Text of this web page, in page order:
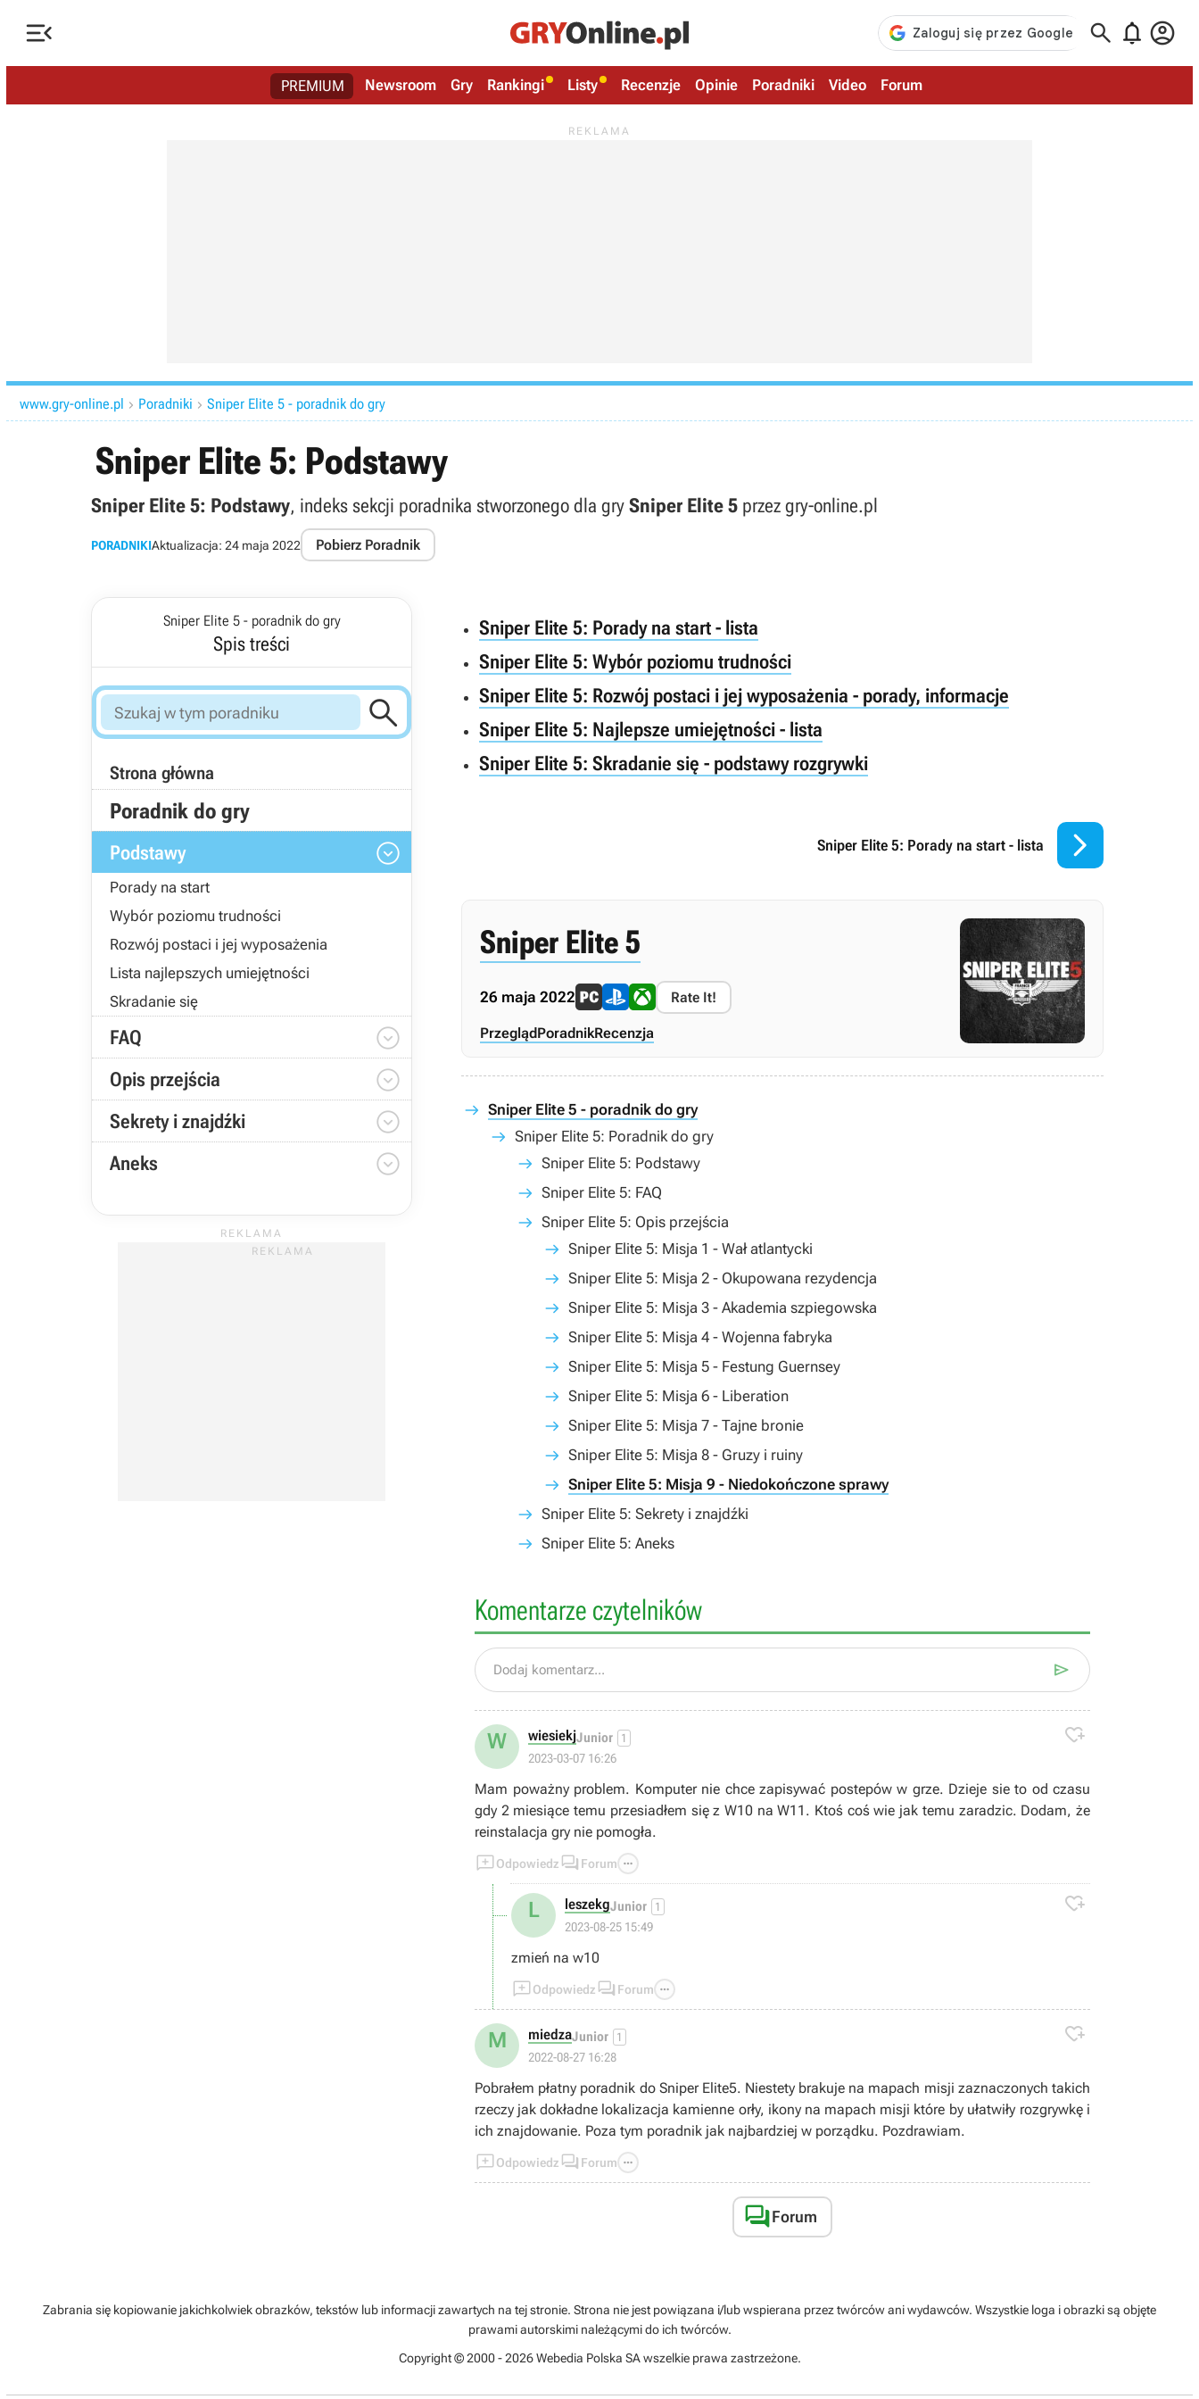
   
PREMIUM Newsroom Gry Rankingi Listy Recenzje Opinie Poradniki Video Forum
www.gry-online.pl  Poradniki  Sniper Elite 5 - poradnik do gry
Sniper Elite 5: Podstawy
Sniper Elite 5: Podstawy, indeks sekcji poradnika stworzonego dla gry Sniper Elite 5 przez gry-online.pl
PORADNIKIAktualizacja: 24 maja 2022 Pobierz Poradnik
Sniper Elite 5 - poradnik do gry
Spis treści

Strona główna
Poradnik do gry
Podstawy 
Porady na start
Wybór poziomu trudności
Rozwój postaci i jej wyposażenia
Lista najlepszych umiejętności
Skradanie się
FAQ 
Opis przejścia 
Sekrety i znajdźki 
Aneks 
Sniper Elite 5: Porady na start - lista
Sniper Elite 5: Wybór poziomu trudności
Sniper Elite 5: Rozwój postaci i jej wyposażenia - porady, informacje
Sniper Elite 5: Najlepsze umiejętności - lista
Sniper Elite 5: Skradanie się - podstawy rozgrywki
Sniper Elite 5: Porady na start - lista 
Sniper Elite 5
26 maja 2022 Rate It!
PrzeglądPoradnikRecenzja
Sniper Elite 5 - poradnik do gry
Sniper Elite 5: Poradnik do gry
Sniper Elite 5: Podstawy
Sniper Elite 5: FAQ
Sniper Elite 5: Opis przejścia
Sniper Elite 5: Misja 1 - Wał atlantycki
Sniper Elite 5: Misja 2 - Okupowana rezydencja
Sniper Elite 5: Misja 3 - Akademia szpiegowska
Sniper Elite 5: Misja 4 - Wojenna fabryka
Sniper Elite 5: Misja 5 - Festung Guernsey
Sniper Elite 5: Misja 6 - Liberation
Sniper Elite 5: Misja 7 - Tajne bronie
Sniper Elite 5: Misja 8 - Gruzy i ruiny
Sniper Elite 5: Misja 9 - Niedokończone sprawy
Sniper Elite 5: Sekrety i znajdźki
Sniper Elite 5: Aneks
Komentarze czytelników
Dodaj komentarz... 
W wiesiekjJunior 1
2023-03-07 16:26

Mam poważny problem. Komputer nie chce zapisywać postepów w grze. Dzieje sie to od czasu
gdy 2 miesiące temu przesiadłem się z W10 na W11. Ktoś coś wie jak temu zaradzic. Dodam, że
reinstalacja gry nie pomogła.
Odpowiedz  Forum 
L leszekgJunior 1
2023-08-25 15:49

zmień na w10
Odpowiedz  Forum 
M miedzaJunior 1
2022-08-27 16:28

Pobrałem płatny poradnik do Sniper Elite5. Niestety brakuje na mapach misji zaznaczonych takich
rzeczy jak dokładne lokalizacja kamienne orły, ikony na mapach misji które by ułatwiły rozgrywkę i
ich znajdowanie. Poza tym poradnik jak najbardziej w porządku. Pozdrawiam.
Odpowiedz  Forum 
Forum
Zabrania się kopiowanie jakichkolwiek obrazków, tekstów lub informacji zawartych na tej stronie. Strona nie jest powiązana i/lub wspierana przez twórców ani wydawców. Wszystkie loga i obrazki są objęte
prawami autorskimi należącymi do ich twórców.
Copyright © 2000 - 2026 Webedia Polska SA wszelkie prawa zastrzeżone.